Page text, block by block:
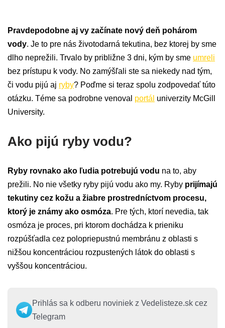
Pravdepodobne aj vy začínate nový deň pohárom
vody. Je to pre nás životodarná tekutina, bez ktorej by sme
dlho neprežili. Trvalo by približne 3 dni, kým by sme umreli
bez prístupu k vody. No zamýšľali ste sa niekedy nad tým,
či vodu pijú aj ryby? Poďme si teraz spolu zodpovedať túto
otázku. Téme sa podrobne venoval portál univerzity McGill
University.
Ako pijú ryby vodu?
Ryby rovnako ako ľudia potrebujú vodu na to, aby
prežili. No nie všetky ryby pijú vodu ako my. Ryby prijímajú
tekutiny cez kožu a žiabre prostredníctvom procesu,
ktorý je známy ako osmóza. Pre tých, ktorí nevedia, tak
osmóza je proces, pri ktorom dochádza k prieniku
rozpúšťadla cez polopriepustnú membránu z oblasti s
nižšou koncentráciou rozpustených látok do oblasti s
vyššou koncentráciou.
Prihlás sa k odberu noviniek z Vedelisteze.sk cez
Telegram